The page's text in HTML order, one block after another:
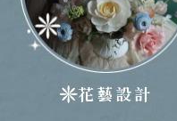
花藝設計